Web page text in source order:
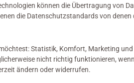
können die Übertragung von
die Datenschutzstandards von denen
Statistik, Komfort, Marketing
nicht richtig funktionieren,
ändern oder widerrufen.